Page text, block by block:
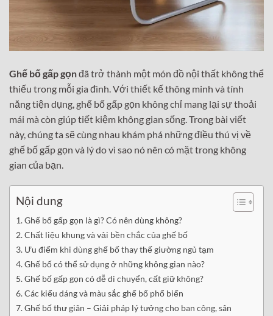
Ghế bố gấp gọnđã trở thành một món đồ nội thất không thể
thiếu trong mỗi gia đình. Với thiết kế thông minh và tính
năng tiện dụng, ghế bố gấp gọn không chỉ mang lại sự thoải
mái mà còn giúp tiết kiệm không gian sống. Trong bài viết
này, chúng ta sẽ cùng nhau khám phá những điều thú vị về
ghế bố gấp gọn và lý do vì sao nó nên có mặt trong không
gian của bạn.
Nội dung
Ghế bố gấp gọn là gì? Có nên dùng không?
Chất liệu khung và vải bền chắc của ghế bố
Ưu điểm khi dùng ghế bố thay thế giường ngủ tạm
Ghế bố có thể sử dụng ở những không gian nào?
Ghế bố gấp gọn có dễ di chuyển, cất giữ không?
Các kiểu dáng và màu sắc ghế bố phổ biến
Ghế bố thư giãn – Giải pháp lý tưởng cho ban công, sân